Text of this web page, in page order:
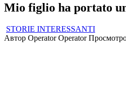
Mio figlio ha portato
STORIE INTERESSANTI
Автор Operator Operator